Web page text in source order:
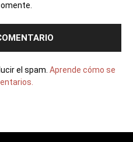
el spam. Aprende cómo se